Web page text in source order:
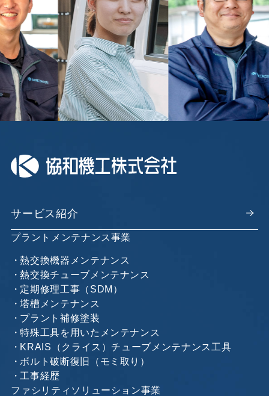
サービス紹介
プラントメンテナンス事業
熱交換機器メンテナンス
熱交換チューブメンテナンス
定期修理工事（SDM）
塔槽メンテナンス
プラント補修塗装
特殊工具を用いたメンテナンス
KRAIS（クライス）チューブメンテナンス工具
ボルト破断復旧（モミ取り）
工事経歴
ファシリティソリューション事業